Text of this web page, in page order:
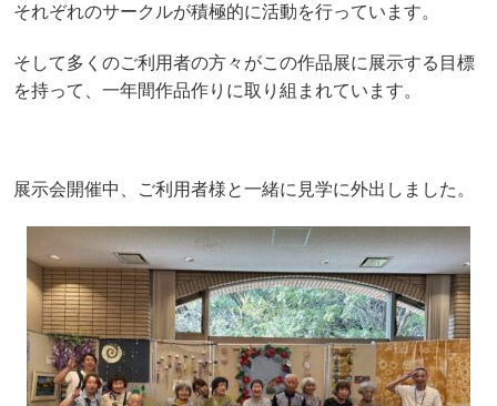
それぞれのサークルが積極的に活動を行っています。
そして多くのご利用者の方々がこの作品展に展示する目標
を持って、一年間作品作りに取り組まれています。
展示会開催中、ご利用者様と一緒に見学に外出しました。